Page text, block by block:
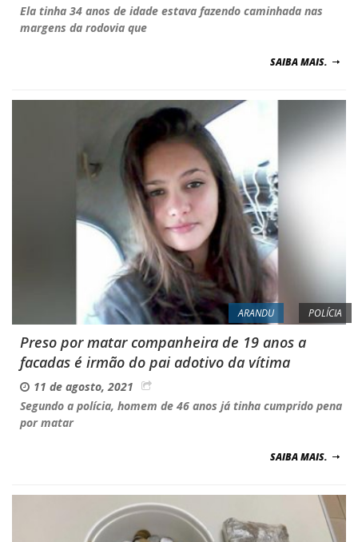
Ela tinha 34 anos de idade estava fazendo caminhada nas
margens da rodovia que
SAIBA MAIS.
ARANDU POLÍCIA
Preso por matar companheira de 19 anos a
facadas é irmão do pai adotivo da vítima
11 de agosto, 2021
Segundo a polícia, homem de 46 anos já tinha cumprido pena
por matar
SAIBA MAIS.